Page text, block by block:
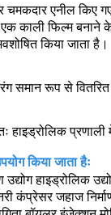
एनील किए
काली फिल्म बनाने
किया जाता है।
समान रूप से वितरित
प्रणाली
किया जाता हैः
हाइड्रोलिक
कंप्रेसर जहाज